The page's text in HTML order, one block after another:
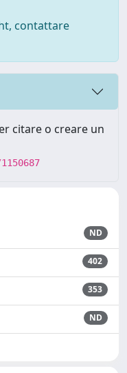
contattare
citare o creare un
ND
402
353
ND